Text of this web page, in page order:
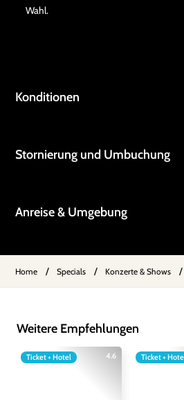
Wahl.
Konditionen
Stornierung und Umbuchung
Anreise & Umgebung
Home / Specials / Konzerte & Shows /
Weitere Empfehlungen
4.6
Ticket + Hotel Ticket +